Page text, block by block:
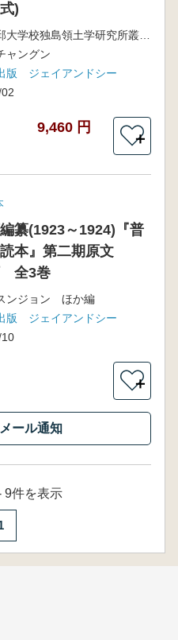
)
大邱大学校独島領土学研究所叢書10
ングン
版 ジェイアンドシー
9,460 円
＋
纂(1923～1924)『普
本』第二期原文
全3巻
ンジョン ほか編
版 ジェイアンドシー
＋
ール通知
9件を表示